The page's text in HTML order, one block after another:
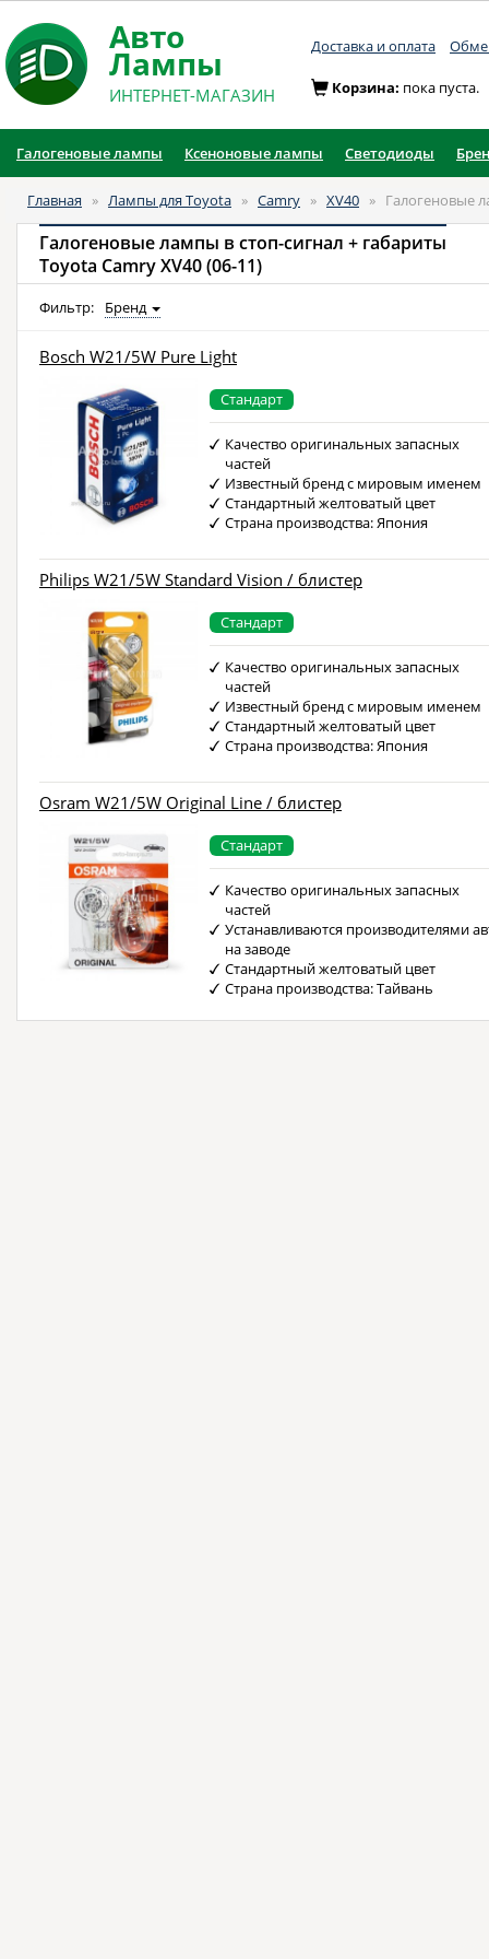
Авто
Лампы
ИНТЕРНЕТ-МАГАЗИН
Доставка и оплата
Корзина: пока пуста.
Галогеновые лампы Ксеноновые лампы Светодиоды
Главная » Лампы для Toyota » Camry » XV40 » Галогеновые
Галогеновые лампы в стоп-сигнал + габариты
Toyota Camry XV40 (06-11)
Фильтр: Бренд
Bosch W21/5W Pure Light
Стандарт
Качество оригинальных запасных
частей
Известный бренд с мировым именем
Стандартный желтоватый цвет
Страна производства: Япония
Philips W21/5W Standard Vision / блистер
Стандарт
Качество оригинальных запасных
частей
Известный бренд с мировым именем
Стандартный желтоватый цвет
Страна производства: Япония
Osram W21/5W Original Line / блистер
Стандарт
Качество оригинальных запасных
частей
Устанавливаются производителями
на заводе
Стандартный желтоватый цвет
Страна производства: Тайвань